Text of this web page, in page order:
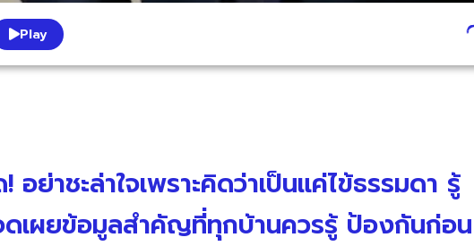
Play
อย่าชะล่าใจเพราะคิดว่าเป็นแค่ไข้ธรรมดา รู้
ดเผยข้อมูลสำคัญที่ทุกบ้านควรรู้ ป้องกันก่อน